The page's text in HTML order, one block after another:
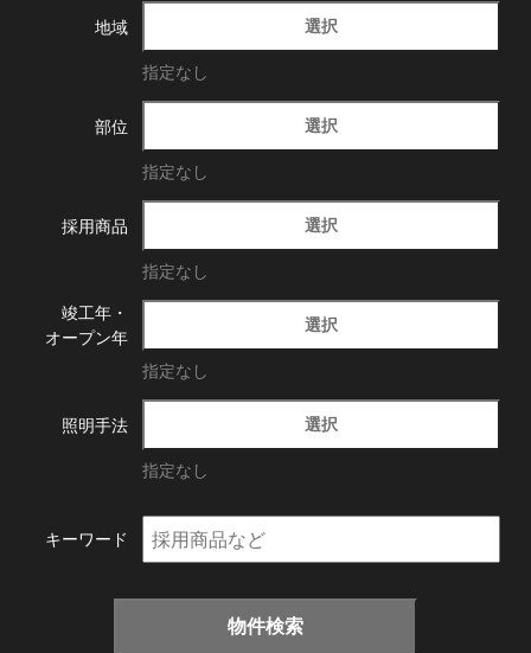
地域 選択
指定なし
部位 選択
指定なし
採用商品 選択
指定なし
竣工年・
オープン年
選択
指定なし
照明手法 選択
指定なし
キーワード
物件検索